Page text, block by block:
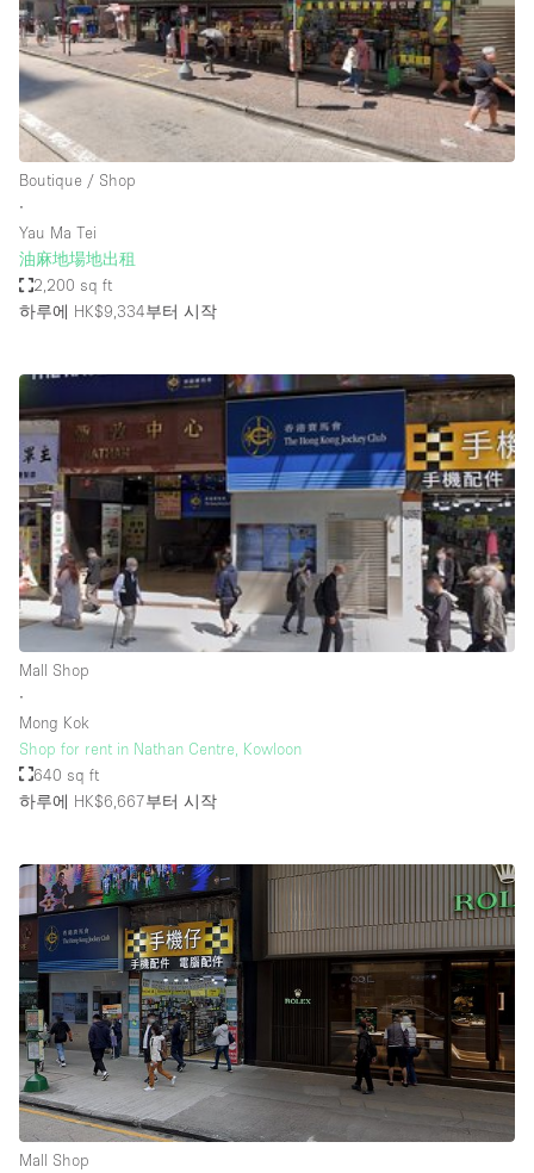
Ground Floor
Handicap Accessible
Haussmann Style
Heating
Industrial
Internet
Kitchen
Large Door Entrance
Liquor Licence
Living Space
Multiple Rooms
Office Equipment
Private Parking
Raw
Rooftop / Terrace
Security System
Smoking Area
Sound & Video Equipment
Soundproof
Street Level
Stunning View
Terrace
Toilets
Water Access
Whitebox / Minimal
Window Display
Boutique / Shop
∙
Yau Ma Tei
油麻地場地出租
2,200 sq ft
하루에 HK$9,334부터 시작
Mall Shop
∙
Mong Kok
Shop for rent in Nathan Centre, Kowloon
640 sq ft
하루에 HK$6,667부터 시작
Mall Shop